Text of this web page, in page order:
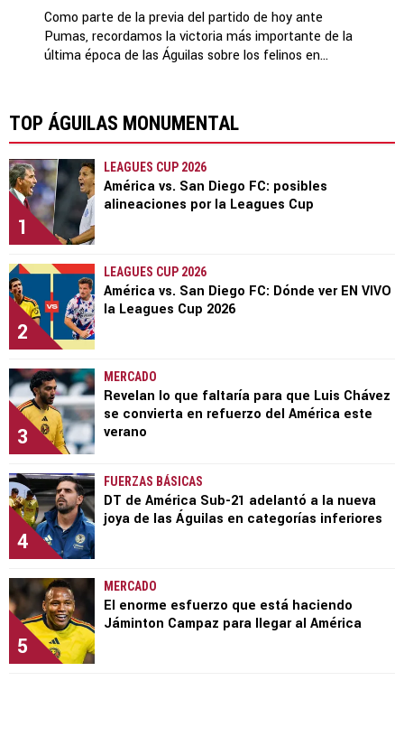
Como parte de la previa del partido de hoy ante
Pumas, recordamos la victoria más importante de la
última época de las Águilas sobre los felinos en...
TOP ÁGUILAS MONUMENTAL
1
LEAGUES CUP 2026
América vs. San Diego FC: posibles
alineaciones por la Leagues Cup
2
LEAGUES CUP 2026
América vs. San Diego FC: Dónde ver EN VIVO
la Leagues Cup 2026
3
MERCADO
Revelan lo que faltaría para que Luis Chávez
se convierta en refuerzo del América este
verano
4
FUERZAS BÁSICAS
DT de América Sub-21 adelantó a la nueva
joya de las Águilas en categorías inferiores
5
MERCADO
El enorme esfuerzo que está haciendo
Jáminton Campaz para llegar al América